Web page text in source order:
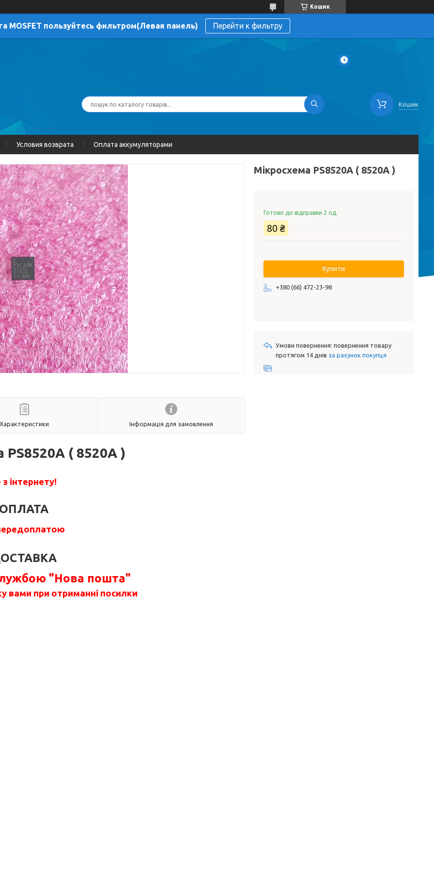
Кошик
MOSFET пользуйтесь фильтром(Левая панель) Перейти к фильтру
Кошик
Условия возврата Оплата аккумуляторами
Характеристики Інформація для замовлення
( 8520A )
інтернету!
"Нова пошта"
вами при отриманні посилки
Мікросхема PS8520A ( 8520A )
Готово до відправки 2 од.
80 ₴
Купити
+380 (66) 472-23-98
повернення товару
протягом 14 днів за рахунок покупця